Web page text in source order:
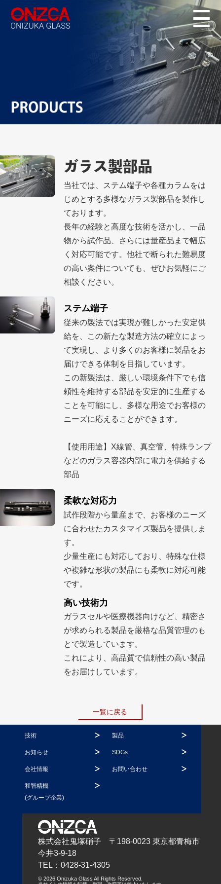
ガラス製部品
当社では、ステム端子や各種カラムをは
じめとする多様なガラス製部品を製作し
ております。
長年の経験と高度な技術を活かし、一品
物から試作品、さらには量産品まで幅広
く対応可能です。 他社で断られた難易度
の高い案件についても、ぜひお気軽にご
相談ください。
ステム端子
従来の製法では実現が難しかった安定供
給を、この新たな製造方法の確立によっ
て実現し、より多くのお客様に製品をお
届けできる体制を目指しています。
この新製法は、厳しい環境条件下でも信
頼性を維持する部品を安定的に生産する
ことを可能にし、多様な用途でお客様の
ニーズに応えることができます。
【使用用途】X線管、真空管、特殊ランプ
などのガラス容器内部に電力を供給する
部品
柔軟な対応力
試作段階から量産まで、お客様のニーズ
に合わせたカスタマイズ製品を提供しま
す。
少量生産にも対応しており、特殊な仕様
や複雑な形状の製品にも柔軟に対応可能
です。
高い技術力
ガラスセルや医療機器向けなど、精密さ
が求められる製品を厳格な品質管理のも
とで製造しています。
これにより、高品質で信頼性の高い製品
をお届けしています。
一覧に戻る
株式会社鬼塚硝子 〒198-0023 東京都青梅市
今井3-9-18
TEL：0428-31-4305
© 2026 Onizuka Glass All Rights Reserved.
技術 製品
お知らせ SDGs
会社情報 お問い合わせ
和智精機
(グループ企業)